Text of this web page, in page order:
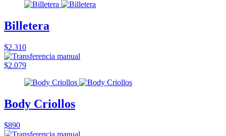
Billetera
$2.310
$2.079
Body Criollos
$890